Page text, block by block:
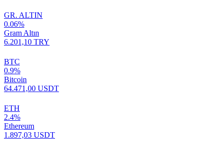
GR. ALTIN
0.06%
Gram Altın
6.201,10 TRY
BTC
0.9%
Bitcoin
64.471,00 USDT
ETH
2.4%
Ethereum
1.897,03 USDT